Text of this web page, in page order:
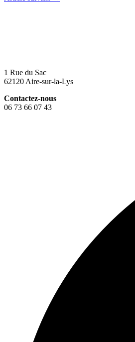
1 Rue du Sac
62120 Aire-sur-la-Lys
Contactez-nous
06 73 66 07 43